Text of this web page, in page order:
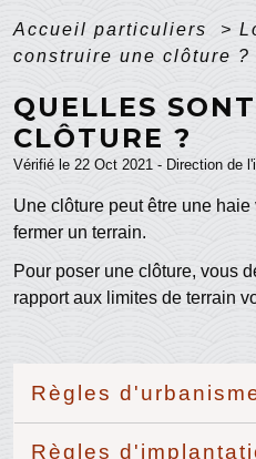
Accueil particuliers >
construire une clôture ?
QUELLES
CLÔTURE ?
Vérifié le 22 Oct 2021 - Direction de
Une clôture peut être une
fermer un terrain.
Pour poser une clôture, vous
rapport aux limites de terrain
Règles
Règles